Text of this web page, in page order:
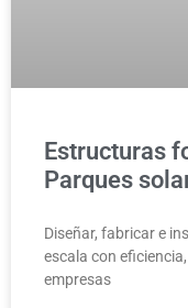
Estructuras
Parques
Diseñar, fabricar e
escala con
empresas